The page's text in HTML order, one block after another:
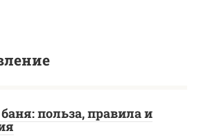
польза, правила и